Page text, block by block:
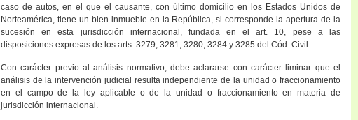
caso de autos, en el que el causante, con último domicilio en los Estados Unidos de
Norteamérica, tiene un bien inmueble en la República, si corresponde la apertura de la
sucesión en esta jurisdicción internacional, fundada en el art. 10, pese a las
disposiciones expresas de los arts. 3279, 3281, 3280, 3284 y 3285 del Cód. Civil.
Con carácter previo al análisis normativo, debe aclararse con carácter liminar que el
análisis de la intervención judicial resulta independiente de la unidad o fraccionamiento
en el campo de la ley aplicable o de la unidad o fraccionamiento en materia de
jurisdicción internacional.